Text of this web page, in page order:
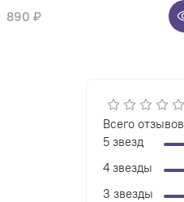
890 ₽
Всего отзывов
5 звезд
4 звезды
3 звезды